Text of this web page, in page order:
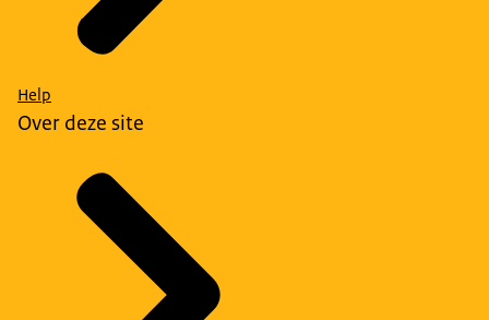
Help
Over deze site